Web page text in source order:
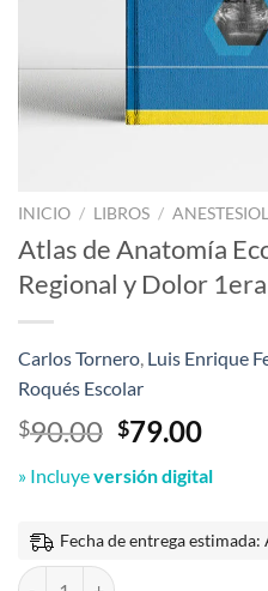
INICIO / LIBROS /
Atlas de Anatomía
Regional y Dolor
Carlos Tornero, Luis Enrique
Roqués Escolar
$90.00 El
original
$90.00.
$79.00El
actual
» Incluyeversión digital
Fecha de entrega
Atlas de Anatomía Ecográfica en